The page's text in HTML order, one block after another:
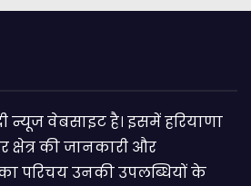
न्यूज वेबसाइट है। इसमें हरियाणा
की जानकारी और
का परिचय उनकी उपलब्धियों के